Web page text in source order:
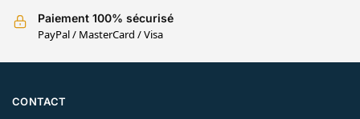
Paiement 100% sécurisé
PayPal / MasterCard / Visa
CONTACT